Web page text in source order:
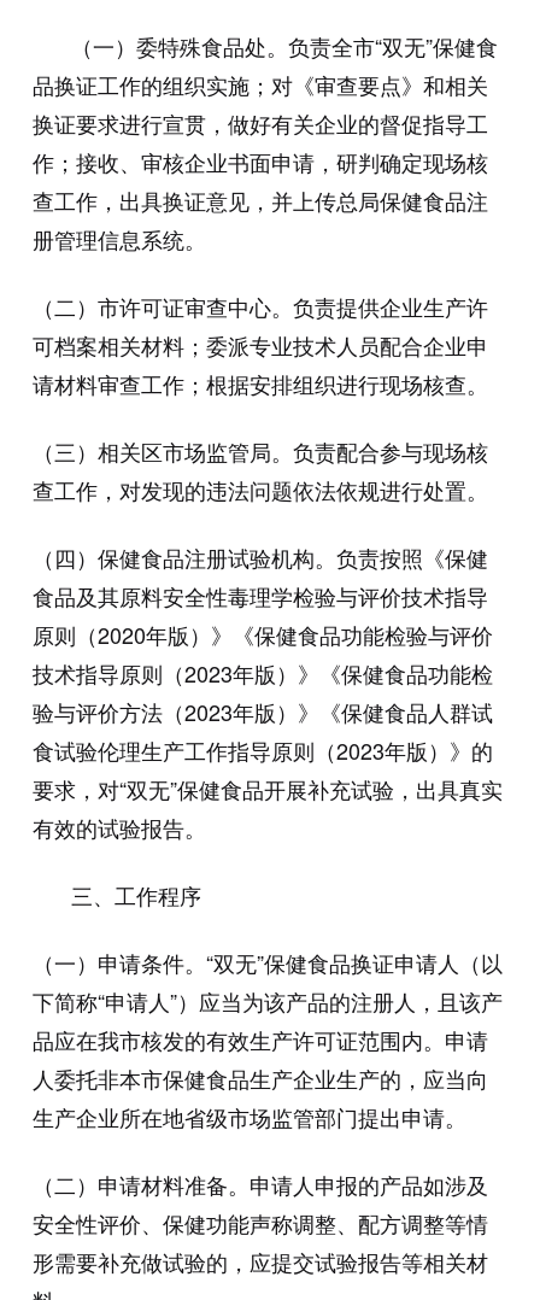
（一）委特殊食品处。负责全市“双无”保健食
品换证工作的组织实施；对《审查要点》和相关
换证要求进行宣贯，做好有关企业的督促指导工
作；接收、审核企业书面申请，研判确定现场核
查工作，出具换证意见，并上传总局保健食品注
册管理信息系统。
（二）市许可证审查中心。负责提供企业生产许
可档案相关材料；委派专业技术人员配合企业申
请材料审查工作；根据安排组织进行现场核查。
（三）相关区市场监管局。负责配合参与现场核
查工作，对发现的违法问题依法依规进行处置。
（四）保健食品注册试验机构。负责按照《保健
食品及其原料安全性毒理学检验与评价技术指导
原则（2020年版）》《保健食品功能检验与评价
技术指导原则（2023年版）》《保健食品功能检
验与评价方法（2023年版）》《保健食品人群试
食试验伦理生产工作指导原则（2023年版）》的
要求，对“双无”保健食品开展补充试验，出具真实
有效的试验报告。
三、工作程序
（一）申请条件。“双无”保健食品换证申请人（以
下简称“申请人”）应当为该产品的注册人，且该产
品应在我市核发的有效生产许可证范围内。申请
人委托非本市保健食品生产企业生产的，应当向
生产企业所在地省级市场监管部门提出申请。
（二）申请材料准备。申请人申报的产品如涉及
安全性评价、保健功能声称调整、配方调整等情
形需要补充做试验的，应提交试验报告等相关材